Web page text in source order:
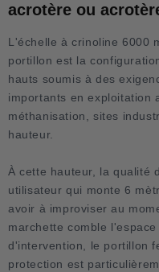
acrotère ou
L'échelle à crinoline 6000
portillon est la
hauts soumis à des
importants en exploitation
méthanisation, sites
hauteur.
À cette hauteur, la qualité
utilisateur qui monte 6
avoir à improviser au
marchette comble
d'intervention, le portillon
protection est